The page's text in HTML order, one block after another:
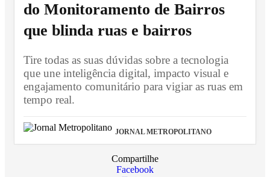
do Monitoramento de Bairros
que blinda ruas e bairros
Tire todas as suas dúvidas sobre a tecnologia
que une inteligência digital, impacto visual e
engajamento comunitário para vigiar as ruas em
tempo real.
JORNAL METROPOLITANO
Compartilhe
Facebook